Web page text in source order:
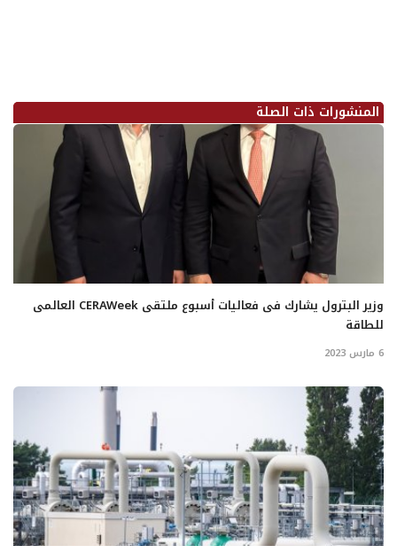
المنشورات ذات الصلة
وزير البترول يشارك فى فعاليات أسبوع ملتقى CERAWeek العالمى
للطاقة
6 مارس 2023